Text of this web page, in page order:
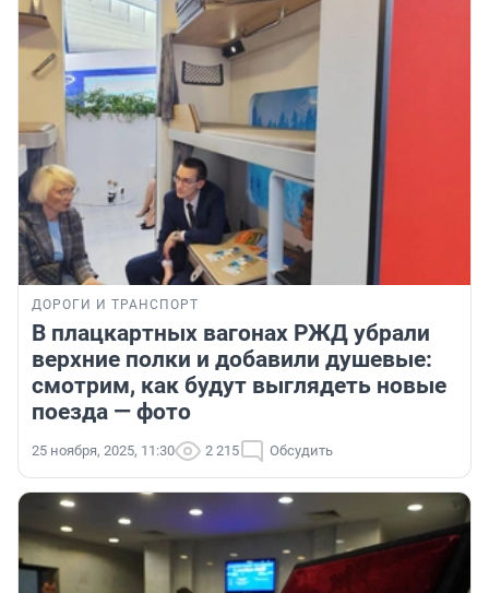
ДОРОГИ И ТРАНСПОРТ
В плацкартных вагонах РЖД убрали
верхние полки и добавили душевые:
смотрим, как будут выглядеть новые
поезда — фото
25 ноября, 2025, 11:30 2 215 Обсудить